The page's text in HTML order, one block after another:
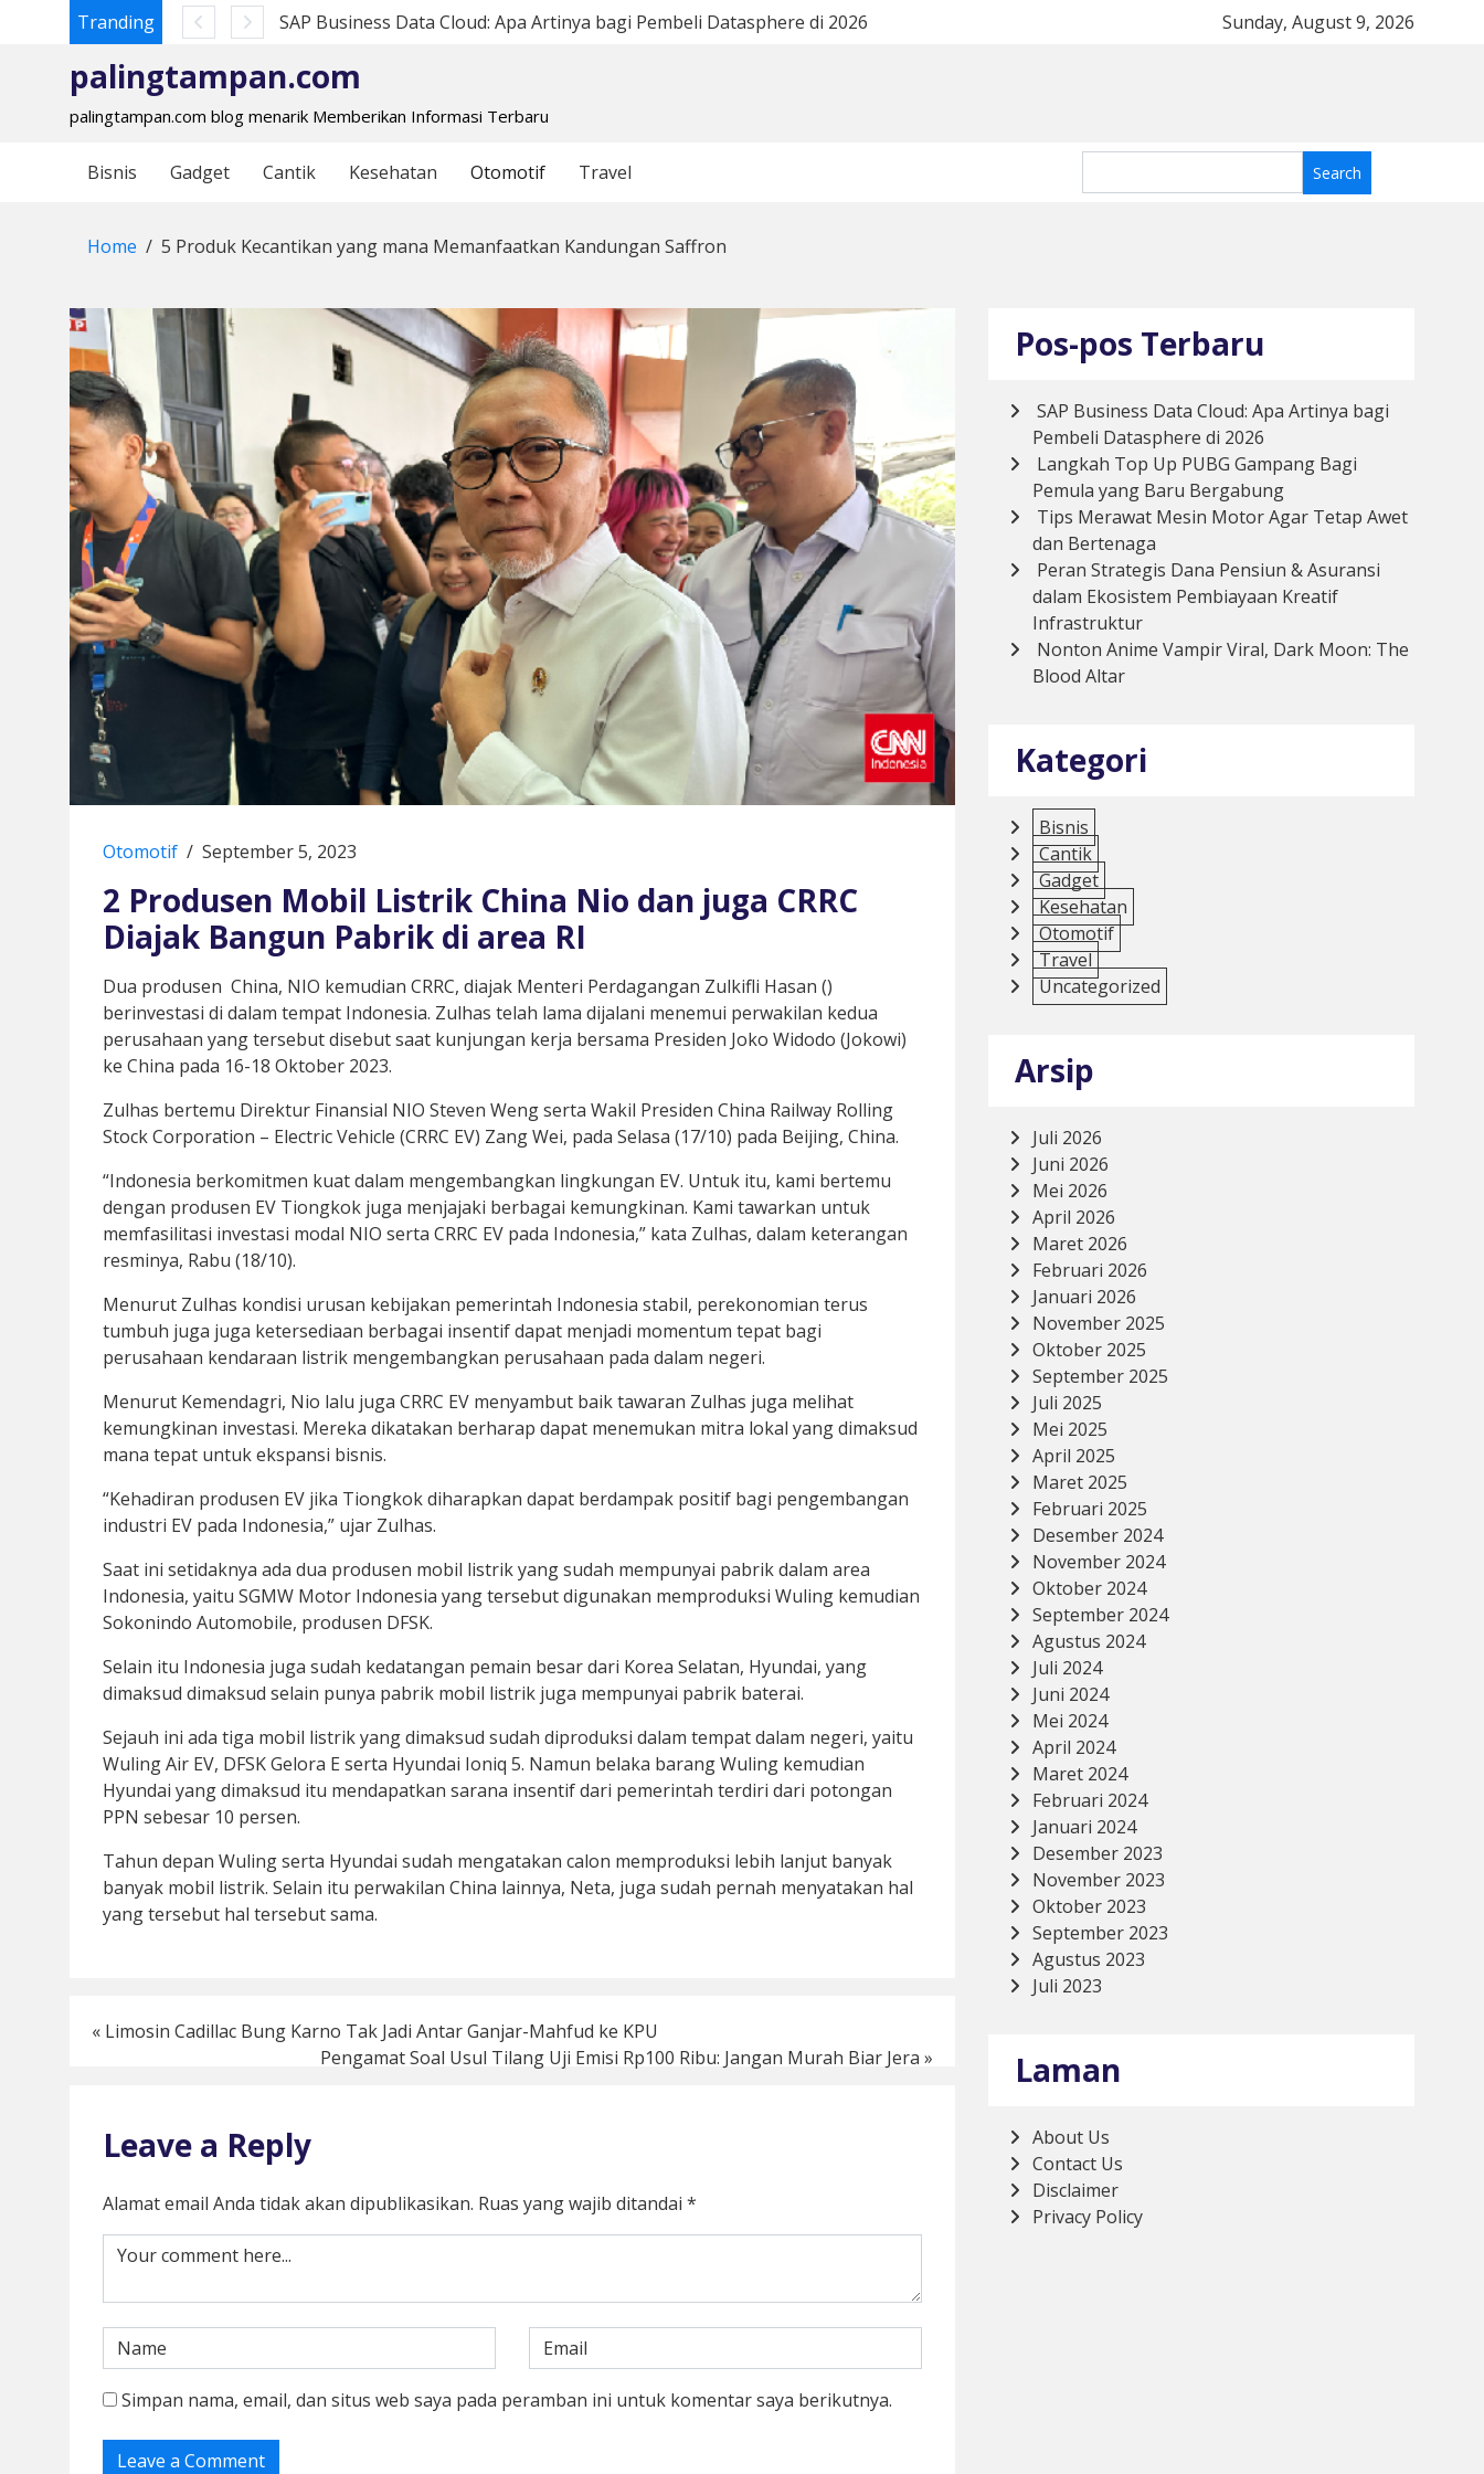
Skip
content
Tranding SAP Business Data Cloud: Apa Artinya bagi Pembeli Datasphere di 2026 Langkah Top Up PUBG Gampang Bagi Pemula yang Baru
Sunday, August 9, 2026
palingtampan.com
palingtampan.com blog menarik Memberikan Informasi Terbaru
Bisnis Gadget Cantik Kesehatan Otomotif Travel
Home 5 Produk Kecantikan yang mana Memanfaatkan Kandungan Saffron
Otomotif / September 5, 2023
2 Produsen Mobil Listrik China Nio dan juga CRRC
Diajak Bangun Pabrik di area RI
Dua produsen China, NIO kemudian CRRC, diajak Menteri Perdagangan Zulkifli Hasan ()
berinvestasi di dalam tempat Indonesia. Zulhas telah lama dijalani menemui perwakilan kedua
perusahaan yang tersebut disebut saat kunjungan kerja bersama Presiden Joko Widodo (Jokowi)
ke China pada 16-18 Oktober 2023.
Zulhas bertemu Direktur Finansial NIO Steven Weng serta Wakil Presiden China Railway Rolling
Stock Corporation – Electric Vehicle (CRRC EV) Zang Wei, pada Selasa (17/10) pada Beijing, China.
“Indonesia berkomitmen kuat dalam mengembangkan lingkungan EV. Untuk itu, kami bertemu
dengan produsen EV Tiongkok juga menjajaki berbagai kemungkinan. Kami tawarkan untuk
memfasilitasi investasi modal NIO serta CRRC EV pada Indonesia,” kata Zulhas, dalam keterangan
resminya, Rabu (18/10).
Menurut Zulhas kondisi urusan kebijakan pemerintah Indonesia stabil, perekonomian terus
tumbuh juga juga ketersediaan berbagai insentif dapat menjadi momentum tepat bagi
perusahaan kendaraan listrik mengembangkan perusahaan pada dalam negeri.
Menurut Kemendagri, Nio lalu juga CRRC EV menyambut baik tawaran Zulhas juga melihat
kemungkinan investasi. Mereka dikatakan berharap dapat menemukan mitra lokal yang dimaksud
mana tepat untuk ekspansi bisnis.
“Kehadiran produsen EV jika Tiongkok diharapkan dapat berdampak positif bagi pengembangan
industri EV pada Indonesia,” ujar Zulhas.
Saat ini setidaknya ada dua produsen mobil listrik yang sudah mempunyai pabrik dalam area
Indonesia, yaitu SGMW Motor Indonesia yang tersebut digunakan memproduksi Wuling kemudian
Sokonindo Automobile, produsen DFSK.
Selain itu Indonesia juga sudah kedatangan pemain besar dari Korea Selatan, Hyundai, yang
dimaksud dimaksud selain punya pabrik mobil listrik juga mempunyai pabrik baterai.
Sejauh ini ada tiga mobil listrik yang dimaksud sudah diproduksi dalam tempat dalam negeri, yaitu
Wuling Air EV, DFSK Gelora E serta Hyundai Ioniq 5. Namun belaka barang Wuling kemudian
Hyundai yang dimaksud itu mendapatkan sarana insentif dari pemerintah terdiri dari potongan
PPN sebesar 10 persen.
Tahun depan Wuling serta Hyundai sudah mengatakan calon memproduksi lebih lanjut banyak
banyak mobil listrik. Selain itu perwakilan China lainnya, Neta, juga sudah pernah menyatakan hal
yang tersebut hal tersebut sama.
« Limosin Cadillac Bung Karno Tak Jadi Antar Ganjar-Mahfud ke KPU
Pengamat Soal Usul Tilang Uji Emisi Rp100 Ribu: Jangan Murah Biar Jera »
Leave a Reply
Alamat email Anda tidak akan dipublikasikan. Ruas yang wajib ditandai *
Simpan nama, email, dan situs web saya pada peramban ini untuk komentar saya berikutnya.
Pos-pos Terbaru
SAP Business Data Cloud: Apa Artinya bagi
Pembeli Datasphere di 2026
Langkah Top Up PUBG Gampang Bagi
Pemula yang Baru Bergabung
Tips Merawat Mesin Motor Agar Tetap Awet
dan Bertenaga
Peran Strategis Dana Pensiun & Asuransi
dalam Ekosistem Pembiayaan Kreatif
Infrastruktur
Nonton Anime Vampir Viral, Dark Moon: The
Blood Altar
Kategori
Bisnis
Cantik
Gadget
Kesehatan
Otomotif
Travel
Uncategorized
Arsip
Juli 2026
Juni 2026
Mei 2026
April 2026
Maret 2026
Februari 2026
Januari 2026
November 2025
Oktober 2025
September 2025
Juli 2025
Mei 2025
April 2025
Maret 2025
Februari 2025
Desember 2024
November 2024
Oktober 2024
September 2024
Agustus 2024
Juli 2024
Juni 2024
Mei 2024
April 2024
Maret 2024
Februari 2024
Januari 2024
Desember 2023
November 2023
Oktober 2023
September 2023
Agustus 2023
Juli 2023
Laman
About Us
Contact Us
Disclaimer
Privacy Policy